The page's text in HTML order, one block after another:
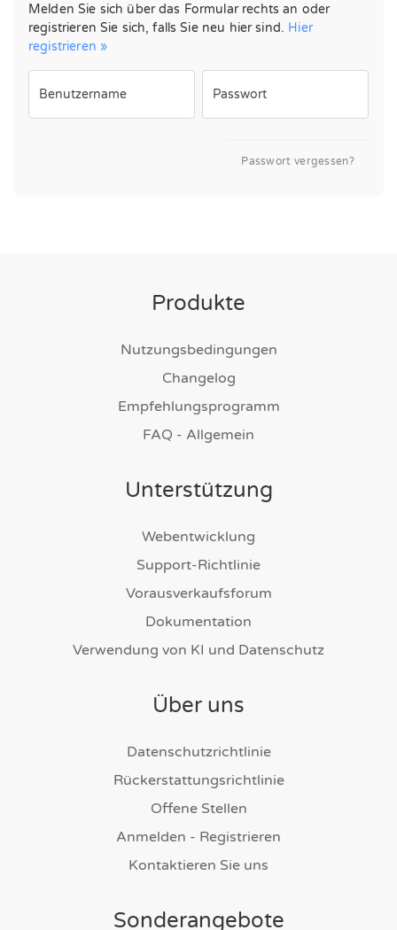
Melden Sie sich über das Formular rechts an oder
registrieren Sie sich, falls Sie neu hier sind. Hier
registrieren »
Benutzername Passwort
Passwort vergessen?
Produkte
Nutzungsbedingungen
Changelog
Empfehlungsprogramm
FAQ - Allgemein
Unterstützung
Webentwicklung
Support-Richtlinie
Vorausverkaufsforum
Dokumentation
Verwendung von KI und Datenschutz
Über uns
Datenschutzrichtlinie
Rückerstattungsrichtlinie
Offene Stellen
Anmelden - Registrieren
Kontaktieren Sie uns
Sonderangebote